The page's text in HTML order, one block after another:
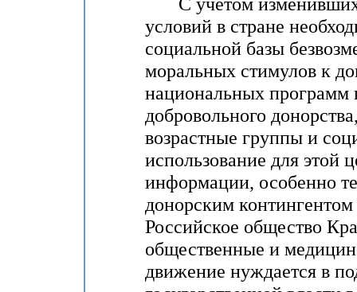
условий в стране
социальной базы
моральных стимулов к
национальных программ
добровольного
возрастные группы и
использование для этой
информации, особенно
донорским
Российское общество
общественные и
движение нуждается в